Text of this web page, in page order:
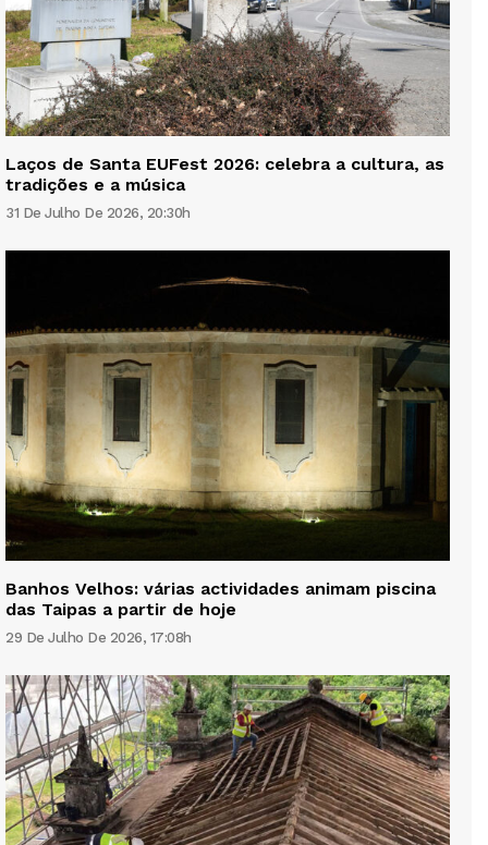
Laços de Santa EUFest 2026: celebra a cultura, as
tradições e a música
31 De Julho De 2026, 20:30h
Banhos Velhos: várias actividades animam piscina
das Taipas a partir de hoje
29 De Julho De 2026, 17:08h